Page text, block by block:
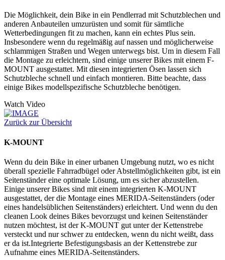
Die Möglichkeit, dein Bike in ein Pendlerrad mit Schutzblechen und
anderen Anbauteilen umzurüsten und somit für sämtliche
Wetterbedingungen fit zu machen, kann ein echtes Plus sein.
Insbesondere wenn du regelmäßig auf nassen und möglicherweise
schlammigen Straßen und Wegen unterwegs bist. Um in diesem Fall
die Montage zu erleichtern, sind einige unserer Bikes mit einem F-
MOUNT ausgestattet. Mit diesen integrierten Ösen lassen sich
Schutzbleche schnell und einfach montieren. Bitte beachte, dass
einige Bikes modellspezifische Schutzbleche benötigen.
Watch Video
Zurück zur Übersicht
K-MOUNT
Wenn du dein Bike in einer urbanen Umgebung nutzt, wo es nicht
überall spezielle Fahrradbügel oder Abstellmöglichkeiten gibt, ist ein
Seitenständer eine optimale Lösung, um es sicher abzustellen.
Einige unserer Bikes sind mit einem integrierten K-MOUNT
ausgestattet, der die Montage eines MERIDA-Seitenständers (oder
eines handelsüblichen Seitenständers) erleichtert. Und wenn du den
cleanen Look deines Bikes bevorzugst und keinen Seitenständer
nutzen möchtest, ist der K-MOUNT gut unter der Kettenstrebe
versteckt und nur schwer zu entdecken, wenn du nicht weißt, dass
er da ist.Integrierte Befestigungsbasis an der Kettenstrebe zur
Aufnahme eines MERIDA-Seitenständers.